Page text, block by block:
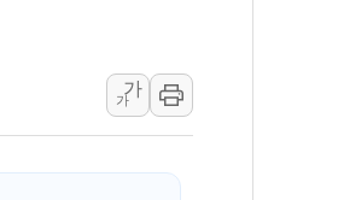
강릉·동해·삼척 시간당 최대 50㎜ 폭우…강원
기물 수거하다 참변…60대 환경미화원 수거
가
가